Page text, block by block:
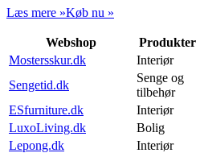
Læs mere »Køb nu »
Webshop Produkter
Mostersskur.dk
Interiør
Sengetid.dk
Senge og
tilbehør
ESfurniture.dk
Interiør
LuxoLiving.dk
Bolig
Lepong.dk
Interiør